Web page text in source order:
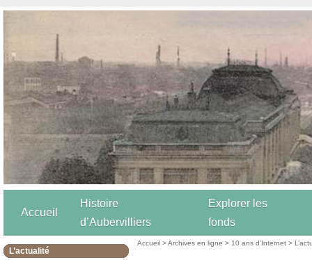
Accueil
Histoire
d’Aubervilliers
Explorer les
fonds
L’actualité
Accueil >Archives en ligne > 10 ans d’Internet >